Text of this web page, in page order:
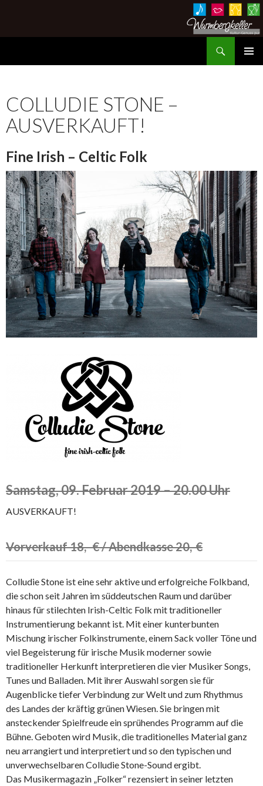
COLLUDIE STONE –
AUSVERKAUFT!
Fine Irish – Celtic Folk
Samstag, 09. Februar 2019 – 20.00 Uhr
AUSVERKAUFT!
Vorverkauf 18,- € / Abendkasse 20,-€
Colludie Stone ist eine sehr aktive und erfolgreiche Folkband,
die schon seit Jahren im süddeutschen Raum und darüber
hinaus für stilechten Irish-Celtic Folk mit traditioneller
Instrumentierung bekannt ist. Mit einer kunterbunten
Mischung irischer Folkinstrumente, einem Sack voller Töne und
viel Begeisterung für irische Musik moderner sowie
traditioneller Herkunft interpretieren die vier Musiker Songs,
Tunes und Balladen. Mit ihrer Auswahl sorgen sie für
Augenblicke tiefer Verbindung zur Welt und zum Rhythmus
des Landes der kräftig grünen Wiesen. Sie bringen mit
ansteckender Spielfreude ein sprühendes Programm auf die
Bühne. Geboten wird Musik, die traditionelles Material ganz
neu arrangiert und interpretiert und so den typischen und
unverwechselbaren Colludie Stone-Sound ergibt.
Das Musikermagazin „Folker“ rezensiert in seiner letzten